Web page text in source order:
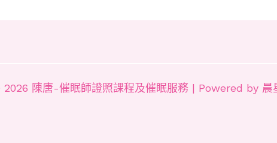
陳唐-催眠師證照課程及催眠服務 | Powered by 晨